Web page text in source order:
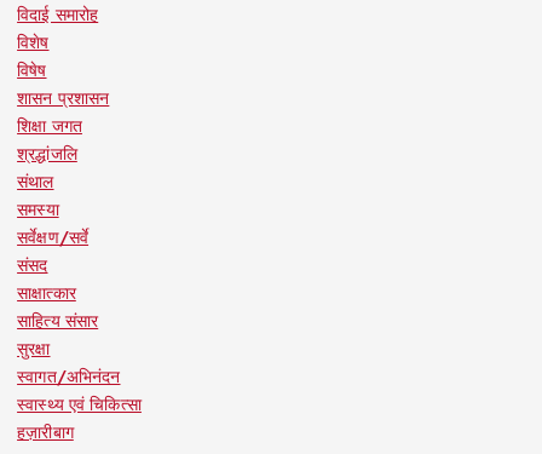
विदाई समारोह
विशेष
विषेष
शासन प्रशासन
शिक्षा जगत
श्रद्धांजलि
संथाल
समस्या
सर्वेक्षण/सर्वे
संसद
साक्षात्कार
साहित्य संसार
सुरक्षा
स्वागत/अभिनंदन
स्वास्थ्य एवं चिकित्सा
हज़ारीबाग